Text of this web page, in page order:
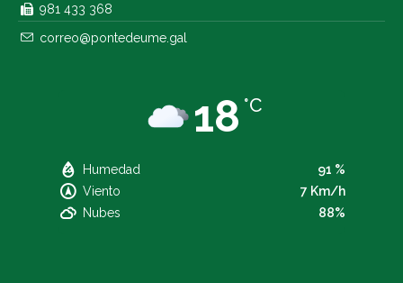
981 433 368
correo@pontedeume.gal
18 °C
Humedad
91 %
Viento
7 Km/h
Nubes
88%